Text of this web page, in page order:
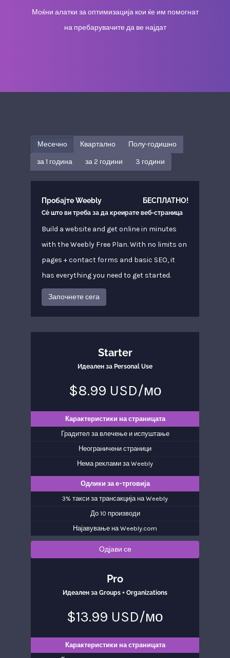
Моќни алатки за оптимизација кои ќе им помогнат
на пребарувачите да ве најдат
Месечно Квартално
Полу-годишно
за 1 година
за 2 години 3 години
БЕСПЛАТНО!
Пробајте Weebly
Сè што ви треба за да креирате веб-страница
Build a website and get online in minutes
with the Weebly Free Plan. With no limits on
pages + contact forms and basic SEO, it
has everything you need to get started.
Започнете сега
Starter
Идеален за Personal Use
$8.99 USD/мо
Карактеристики на страницата
Градител за влечење и испуштање
Неограничени страници
Нема реклами за Weebly
Одлики за е-трговија
3% такси за трансакција на Weebly
До 10 производи
Најавување на Weebly.com
Одјави се
Pro
Идеален за Groups + Organizations
$13.99 USD/мо
Карактеристики на страницата